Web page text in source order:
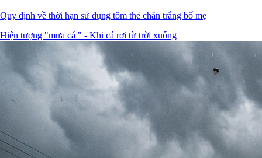
Quy định về thời hạn sử dụng tôm thẻ chân trắng bố mẹ
Hiện tượng "mưa cá " - Khi cá rơi từ trời xuống